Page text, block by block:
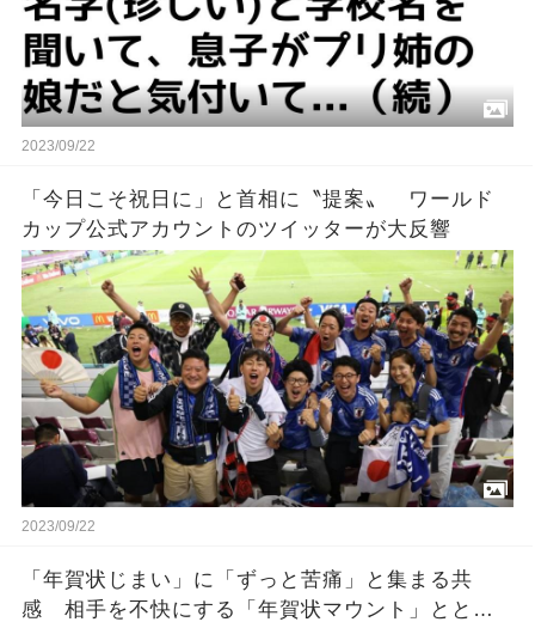
2023/09/22
「今日こそ祝日に」と首相に〝提案〟 ワールド
カップ公式アカウントのツイッターが大反響
2023/09/22
「年賀状じまい」に「ずっと苦痛」と集まる共
感 相手を不快にする「年賀状マウント」ととも